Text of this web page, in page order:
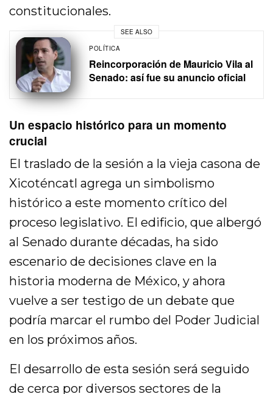
constitucionales.
SEE ALSO
POLÍTICA
Reincorporación de Mauricio Vila al
Senado: así fue su anuncio oficial
Un espacio histórico para un momento
crucial
El traslado de la sesión a la vieja casona de
Xicoténcatl agrega un simbolismo
histórico a este momento crítico del
proceso legislativo. El edificio, que albergó
al Senado durante décadas, ha sido
escenario de decisiones clave en la
historia moderna de México, y ahora
vuelve a ser testigo de un debate que
podría marcar el rumbo del Poder Judicial
en los próximos años.
El desarrollo de esta sesión será seguido
de cerca por diversos sectores de la